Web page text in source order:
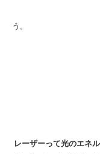
う。
レーザーって光のエネ